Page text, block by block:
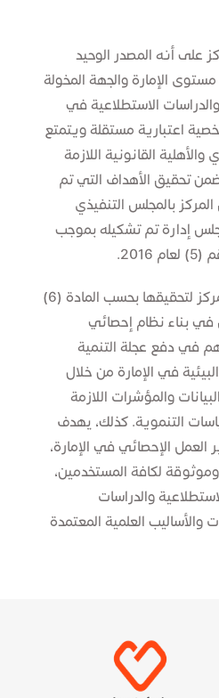
على أنه المصدر الوحيد
الإمارة والجهة المخولة
الاستطلاعية في
اعتبارية مستقلة ويتمتع
والأهلية القانونية اللازمة
تحقيق الأهداف التي تم
بالمجلس التنفيذي
إدارة تم تشكيله بموجب
والأهداف التي يسعى المركز لتحقيقها بحسب المادة (6)
بناء نظام إحصائي
في دفع عجلة التنمية
في الإمارة من خلال
والمؤشرات اللازمة
التنموية. كذلك، يهدف
العمل الإحصائي في الإمارة،
لكافة المستخدمين،
والدراسات
والأساليب العلمية المعتمدة